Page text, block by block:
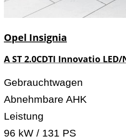
Opel Insignia
A ST 2.0CDTI Innovatio LED/
Gebrauchtwagen
Abnehmbare AHK
Leistung
96 kW / 131 PS